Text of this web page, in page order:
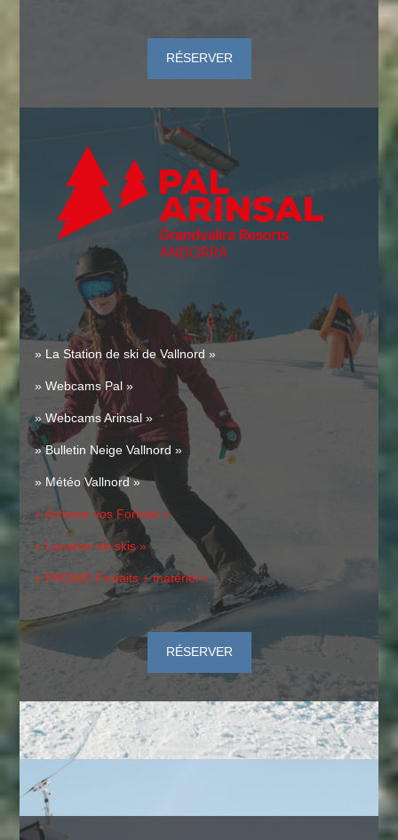
RÉSERVER
» La Station de ski de Vallnord »
» Webcams Pal »
» Webcams Arinsal »
» Bulletin Neige Vallnord »
» Météo Vallnord »
» Achetez vos Forfaits »
» Location de skis »
» PROMO Forfaits + matériel »
RÉSERVER